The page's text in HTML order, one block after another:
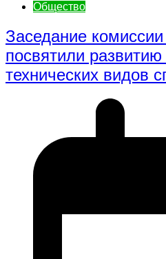
Общество
Заседание комиссии
посвятили
технических видов